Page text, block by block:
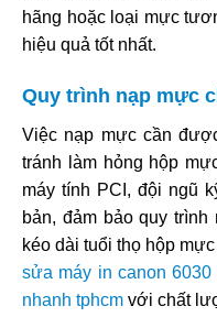
hãng hoặc loại mực
hiệu quả tốt nhất.
Quy trình nạp mực
Việc nạp mực cần
tránh làm hỏng hộp
máy tính PCI, đội ngũ
bản, đảm bảo quy
kéo dài tuổi thọ hộp
sửa máy in canon
nhanh tphcm với chất